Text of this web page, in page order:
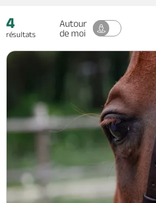
Location de
Charte du
Vous êtes ici :
Tout l'Anjou>Anjou Vert
4
résultats
Autour
de moi